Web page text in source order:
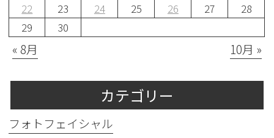
22
23 24 25 26 27
28
29
30
« 8月 10月 »
カテゴリー
フォトフェイシャル